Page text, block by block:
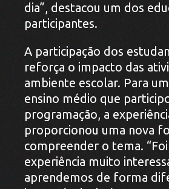
dia”, destacou um dos
participantes.
A participação dos
reforça o impacto das
ambiente escolar. Para
ensino médio que
programação, a
proporcionou uma nova
compreender o tema.
experiência muito
aprendemos de forma